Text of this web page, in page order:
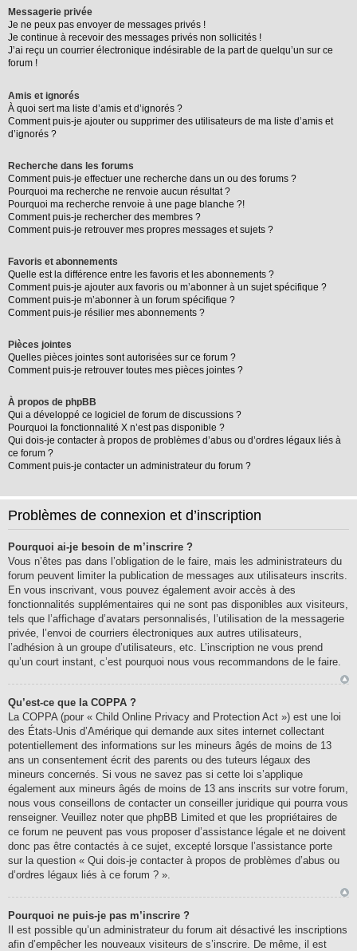
Messagerie privée
Je ne peux pas envoyer de messages privés !
Je continue à recevoir des messages privés non sollicités !
J’ai reçu un courrier électronique indésirable de la part de quelqu’un sur ce
forum !
Amis et ignorés
À quoi sert ma liste d’amis et d’ignorés ?
Comment puis-je ajouter ou supprimer des utilisateurs de ma liste d’amis et
d’ignorés ?
Recherche dans les forums
Comment puis-je effectuer une recherche dans un ou des forums ?
Pourquoi ma recherche ne renvoie aucun résultat ?
Pourquoi ma recherche renvoie à une page blanche ?!
Comment puis-je rechercher des membres ?
Comment puis-je retrouver mes propres messages et sujets ?
Favoris et abonnements
Quelle est la différence entre les favoris et les abonnements ?
Comment puis-je ajouter aux favoris ou m’abonner à un sujet spécifique ?
Comment puis-je m’abonner à un forum spécifique ?
Comment puis-je résilier mes abonnements ?
Pièces jointes
Quelles pièces jointes sont autorisées sur ce forum ?
Comment puis-je retrouver toutes mes pièces jointes ?
À propos de phpBB
Qui a développé ce logiciel de forum de discussions ?
Pourquoi la fonctionnalité X n’est pas disponible ?
Qui dois-je contacter à propos de problèmes d’abus ou d’ordres légaux liés à
ce forum ?
Comment puis-je contacter un administrateur du forum ?
Problèmes de connexion et d’inscription
Pourquoi ai-je besoin de m’inscrire ?
Vous n’êtes pas dans l’obligation de le faire, mais les administrateurs du
forum peuvent limiter la publication de messages aux utilisateurs inscrits.
En vous inscrivant, vous pouvez également avoir accès à des
fonctionnalités supplémentaires qui ne sont pas disponibles aux visiteurs,
tels que l’affichage d’avatars personnalisés, l’utilisation de la messagerie
privée, l’envoi de courriers électroniques aux autres utilisateurs,
l’adhésion à un groupe d’utilisateurs, etc. L’inscription ne vous prend
qu’un court instant, c’est pourquoi nous vous recommandons de le faire.
Qu’est-ce que la COPPA ?
La COPPA (pour « Child Online Privacy and Protection Act ») est une loi
des États-Unis d’Amérique qui demande aux sites internet collectant
potentiellement des informations sur les mineurs âgés de moins de 13
ans un consentement écrit des parents ou des tuteurs légaux des
mineurs concernés. Si vous ne savez pas si cette loi s’applique
également aux mineurs âgés de moins de 13 ans inscrits sur votre forum,
nous vous conseillons de contacter un conseiller juridique qui pourra vous
renseigner. Veuillez noter que phpBB Limited et que les propriétaires de
ce forum ne peuvent pas vous proposer d’assistance légale et ne doivent
donc pas être contactés à ce sujet, excepté lorsque l’assistance porte
sur la question « Qui dois-je contacter à propos de problèmes d’abus ou
d’ordres légaux liés à ce forum ? ».
Pourquoi ne puis-je pas m’inscrire ?
Il est possible qu’un administrateur du forum ait désactivé les inscriptions
afin d’empêcher les nouveaux visiteurs de s’inscrire. De même, il est